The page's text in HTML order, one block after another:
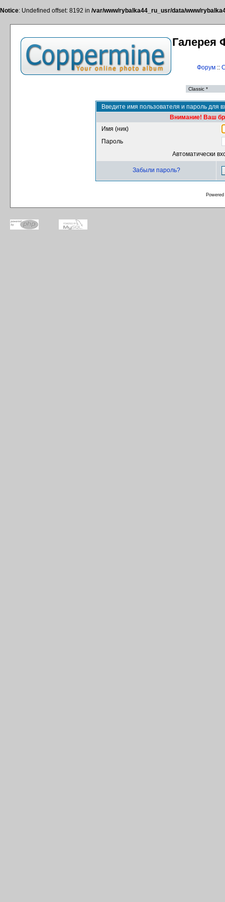
Notice: Undefined offset: 8192 in /var/www/rybalka44_ru_usr/data/www/
Галерея
Форум::
Введите имя пользователя и пароль для
Внимание! Ваш
Имя (ник)
Пароль
Автоматически
Забыли пароль?